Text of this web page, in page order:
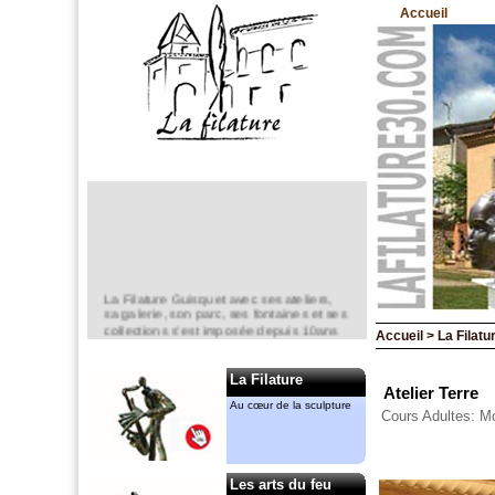
La Filature Guisquet avec ses ateliers,
sa galerie, son parc, ses fontaines et ses
collections s’est imposée depuis 10ans
comme un lieu incontournable de la
Elle est un espace d’exposition
permanent,
mais aussi ponctuel avec notamment le
“jardin de la Filature “ en mai.
Anne-Marie CASSIERS et Gérard
La Filature
Au cœur de la sculpture
Les arts du feu
Accueil
Accueil > La
Atelier Terre
Cours Adultes: